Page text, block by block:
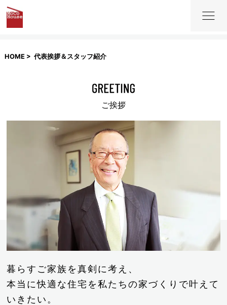
HOME 代表挨拶＆スタッフ紹介
ご挨拶
暮らすご家族を真剣に考え、
本当に快適な住宅を私たちの家づくりで叶えて
いきたい。